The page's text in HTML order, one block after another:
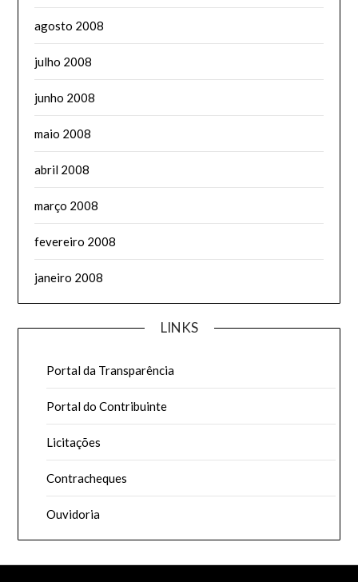
agosto 2008
julho 2008
junho 2008
maio 2008
abril 2008
março 2008
fevereiro 2008
janeiro 2008
LINKS
Portal da Transparência
Portal do Contribuinte
Licitações
Contracheques
Ouvidoria